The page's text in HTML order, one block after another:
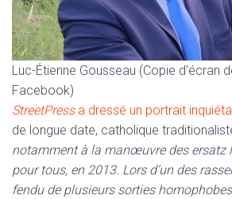
Luc-Étienne Gousseau (Copie d’écran
Facebook)
StreetPressa dressé un portrait
de longue date, catholique
notamment à la manœuvre des ersatz
pour tous, en 2013. Lors d’un des
fendu de plusieurs sorties